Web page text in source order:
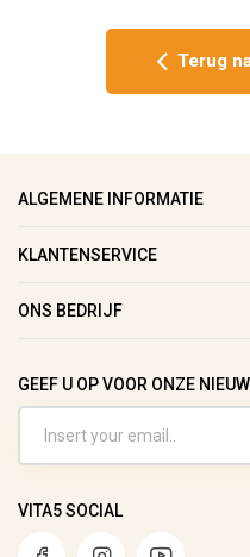
Terug
ALGEMENE INFORMATIE
KLANTENSERVICE
ONS BEDRIJF
GEEF U OP VOOR ONZE
VITA5 SOCIAL